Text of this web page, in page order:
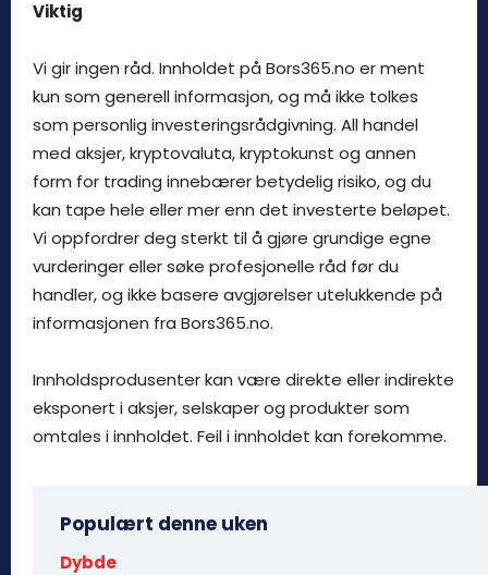
Viktig
Vi gir ingen råd. Innholdet på Bors365.no er ment
kun som generell informasjon, og må ikke tolkes
som personlig investeringsrådgivning. All handel
med aksjer, kryptovaluta, kryptokunst og annen
form for trading innebærer betydelig risiko, og du
kan tape hele eller mer enn det investerte beløpet.
Vi oppfordrer deg sterkt til å gjøre grundige egne
vurderinger eller søke profesjonelle råd før du
handler, og ikke basere avgjørelser utelukkende på
informasjonen fra Bors365.no.
Innholdsprodusenter kan være direkte eller indirekte
eksponert i aksjer, selskaper og produkter som
omtales i innholdet. Feil i innholdet kan forekomme.
Populært denne uken
Dybde